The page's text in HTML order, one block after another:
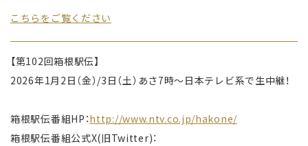
こちらをご覧ください
【第102回箱根駅伝】
2026年1月2日（金）/3日（土）あさ7時〜日本テレビ系で生中継！
箱根駅伝番組HP：http://www.ntv.co.jp/hakone/
箱根駅伝番組公式X(旧Twitter)：